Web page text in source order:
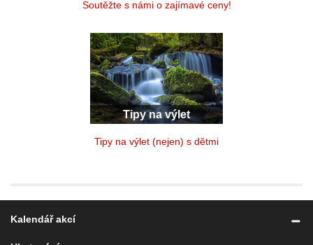
Soutěžte s námi o zajímavé ceny!
Tipy na výlet
Tipy na výlet (nejen) s dětmi
Kalendář akcí